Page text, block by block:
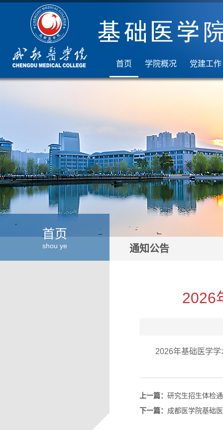
首页 学院概况 党建工作
首页
shou ye 通知公告
2026
2026年基础医学
上一篇： 研究生招生体检
下一篇： 成都医学院基础